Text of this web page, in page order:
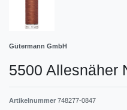
Gütermann GmbH
5500 Allesnäher
Artikelnummer 748277-0847